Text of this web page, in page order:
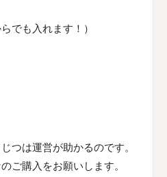
でも入れます！）
つは運営が助かるのです。
ご購入をお願いします。